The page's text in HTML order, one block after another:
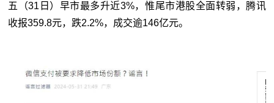
五（31日）早市最多升近3%，惟尾市港股全面转弱，腾讯
收报359.8元，跌2.2%，成交逾146亿元。